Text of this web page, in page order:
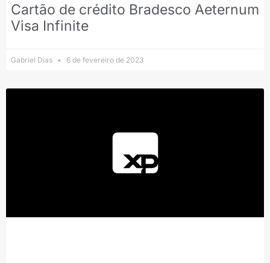
Cartão de crédito Bradesco Aeternum
Visa Infinite
Gabriel Dias 6 de fevereiro de 2023